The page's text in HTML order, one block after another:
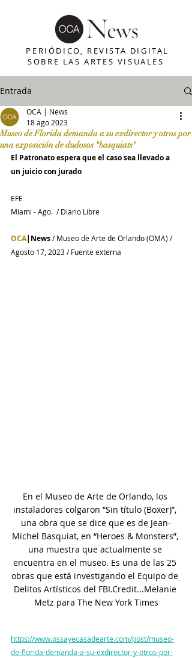
PERIÓDICO, REVISTA DIGITAL
SOBRE LAS ARTES VISUALES
Entrada
Museo de Florida demanda a su exdirector y otros por
una exposición de dudosos "basquiats"
OCA | News
18 ago 2023
El Patronato espera que el caso sea llevado a
un juicio con jurado
EFE
Miami - Ago.  / Diario Libre
OCA|News / Museo de Arte de Orlando (OMA) /
Agosto 17, 2023 / Fuente externa
En el Museo de Arte de Orlando, los
instaladores colgaron “Sin título (Boxer)”,
una obra que se dice que es de Jean-
Michel Basquiat, en “Heroes & Monsters”,
una muestra que actualmente se
encuentra en el museo. Es una de las 25
obras que está investigando el Equipo de
Delitos Artísticos del FBI.Credit...Melanie
Metz para The New York Times
https://www.ossayecasadearte.com/post/museo-
de-florida-demanda-a-su-exdirector-y-otros-por-